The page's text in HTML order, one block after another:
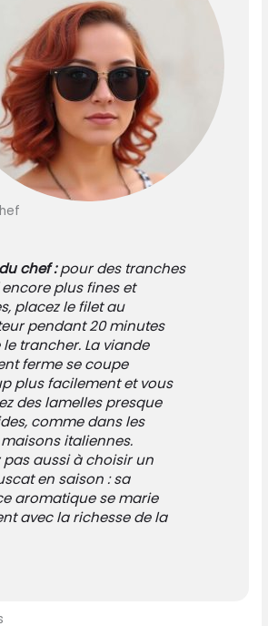
chef :pour des tranches
plus fines et
placez le filet au
pendant20 minutes
le trancher. La viande
ferme se coupe
plus facilement et vous
des lamelles presque
comme dans les
italiennes.
pas aussi à choisir un
en saison : sa
aromatique se marie
avec la richesse de la